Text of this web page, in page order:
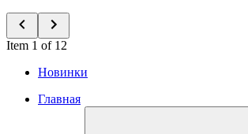
Item 1 of 12
Новинки
Главная